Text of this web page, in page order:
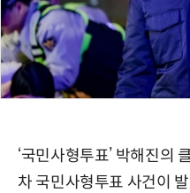
‘국민사형투표’ 박해진의
차 국민사형투표 사건이